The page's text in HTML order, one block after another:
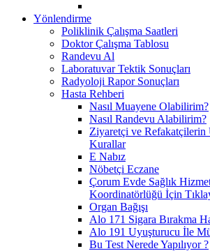
Yönlendirme
Poliklinik Çalışma Saatleri
Doktor Çalışma Tablosu
Randevu Al
Laboratuvar Tektik Sonuçları
Radyoloji Rapor Sonuçları
Hasta Rehberi
Nasıl Muayene Olabilirim?
Nasıl Randevu Alabilirim?
Ziyaretçi ve Refakatçilerin
Kurallar
E Nabız
Nöbetçi Eczane
Çorum Evde Sağlık
Koordinatörlüğü İçin
Organ Bağışı
Alo 171 Sigara Bırakma
Alo 191 Uyuşturucu İle
Bu Test Nerede Yapılıyor ?